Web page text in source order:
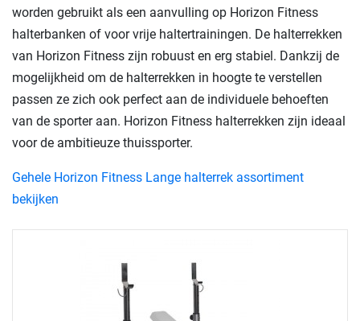
worden gebruikt als een aanvulling op Horizon Fitness
halterbanken of voor vrije haltertrainingen. De halterrekken
van Horizon Fitness zijn robuust en erg stabiel. Dankzij de
mogelijkheid om de halterrekken in hoogte te verstellen
passen ze zich ook perfect aan de individuele behoeften
van de sporter aan. Horizon Fitness halterrekken zijn ideaal
voor de ambitieuze thuissporter.
Gehele Horizon Fitness Lange halterrek assortiment
bekijken